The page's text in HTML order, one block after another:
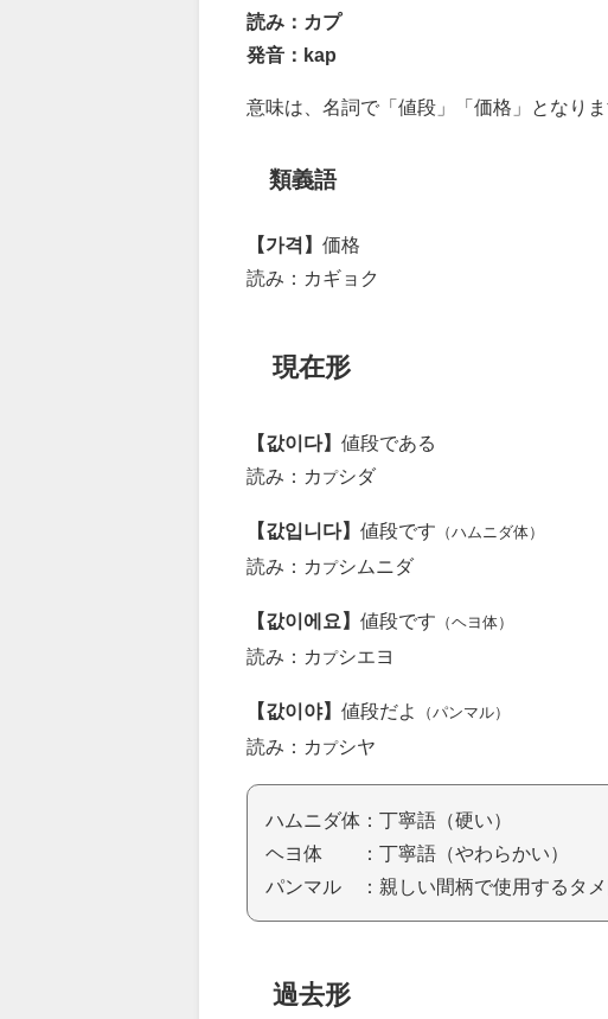
読み：カプ
発音：kap
意味は、名詞で「値段」「価格」となりま
類義語
【가격】 価格
読み：カギョク
現在形
【값이다】 値段である
読み：カ プシダ
【값입니다】 値段です （ハムニダ体）
読み：カ プシムニダ
【값이에요】 値段です （ヘヨ体）
読み：カ プシエヨ
【값이야】 値段だよ （パンマル）
読み：カ プシヤ
ハムニダ体：丁寧語（硬い）
ヘヨ体 ：丁寧語（やわらかい）
パンマル ：親しい間柄で使用するタメ
過去形